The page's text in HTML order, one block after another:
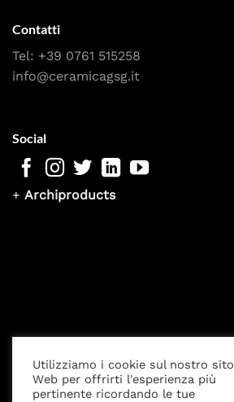
Contatti
Tel: +39 0761 515258
info@ceramicagsg.it
Social
+ Archiproducts
Utilizziamo i cookie sul nostro sito
Web per offrirti l'esperienza più
pertinente ricordando le tue